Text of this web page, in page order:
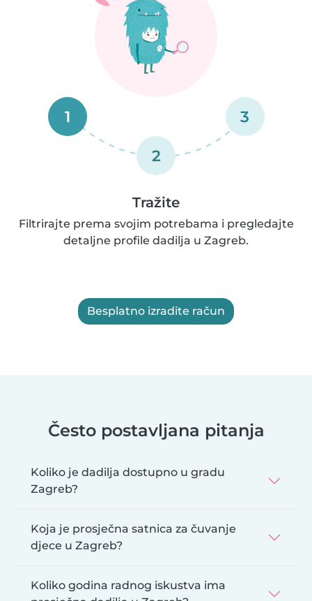
1
2
3
Tražite
Filtrirajte prema svojim potrebama i pregledajte
detaljne profile dadilja u Zagreb.
Besplatno izradite račun
Često postavljana pitanja
Koliko je dadilja dostupno u gradu
Zagreb?
Koja je prosječna satnica za čuvanje
djece u Zagreb?
Koliko godina radnog iskustva ima